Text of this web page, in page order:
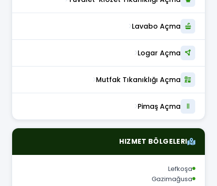
Lavabo Açma
Logar Açma
Mutfak Tıkanıklığı Açma
Pimaş Açma
HIZMET BÖLGELERI
Lefkoşa
Gazimağusa